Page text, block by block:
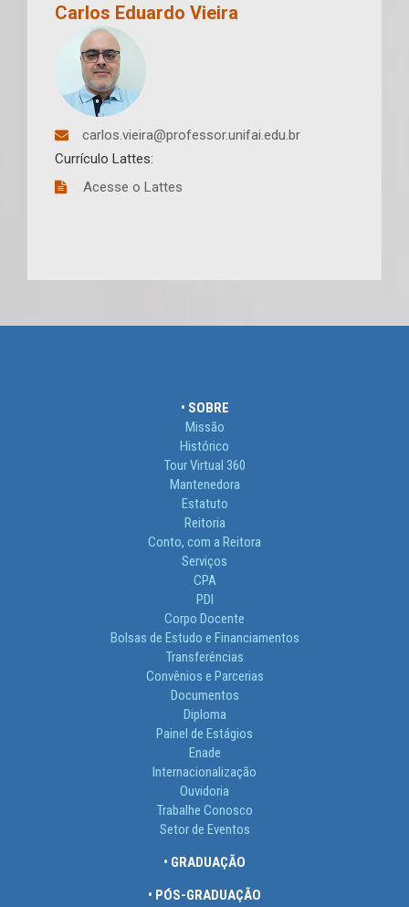
Carlos Eduardo Vieira
carlos.vieira@professor.unifai.edu.br
Currículo Lattes:
Acesse o Lattes
• SOBRE
Missão
Histórico
Tour Virtual 360
Mantenedora
Estatuto
Reitoria
Conto, com a Reitora
Serviços
CPA
PDI
Corpo Docente
Bolsas de Estudo e Financiamentos
Transferências
Convênios e Parcerias
Documentos
Diploma
Painel de Estágios
Enade
Internacionalização
Ouvidoria
Trabalhe Conosco
Setor de Eventos
• GRADUAÇÃO
• PÓS-GRADUAÇÃO